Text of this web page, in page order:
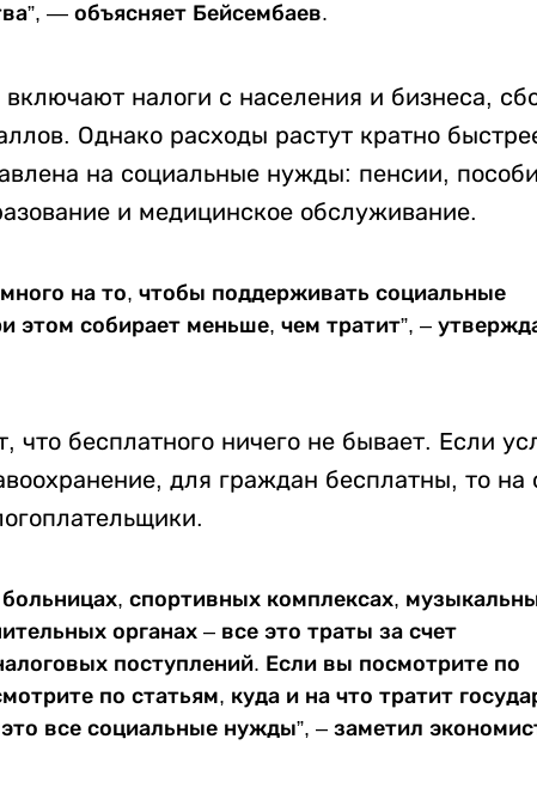
— объясняет Бейсембаев.
налоги с населения и бизнеса,
Однако расходы растут кратно
на социальные нужды: пенсии,
и медицинское обслуживание.
много на то, чтобы поддерживать социальные
этом собирает меньше, чем тратит”, –
что бесплатного ничего не бывает. Если
для граждан бесплатны, то на
спортивных комплексах,
органах – все это траты за счет
поступлений. Если вы посмотрите по
по статьям, куда и на что тратит
все социальные нужды”, – заметил